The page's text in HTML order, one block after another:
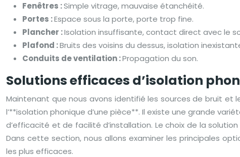
Fenêtres :Simple vitrage, mauvaise étanchéité.
Portes :Espace sous la porte, porte trop fine.
Plancher :Isolation insuffisante, contact direct avec le
Plafond :Bruits des voisins du dessus, isolation
Conduits de ventilation :Propagation du son.
Solutions efficaces d’isolation
Maintenant que nous avons identifié les sources de bruit et
l’**isolation phonique d’une pièce**. Il existe une grande
d’efficacité et de facilité d’installation. Le choix de la
Dans cette section, nous allons examiner les principales
les plus efficaces.